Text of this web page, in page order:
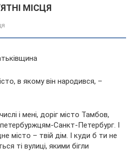
МІСЦЯ
в якому він народився, –
і мені, доріг місто Тамбов,
Санкт-Петербург. І
місто – твій дім. І куди б ти не
ті вулиці, якими бігли